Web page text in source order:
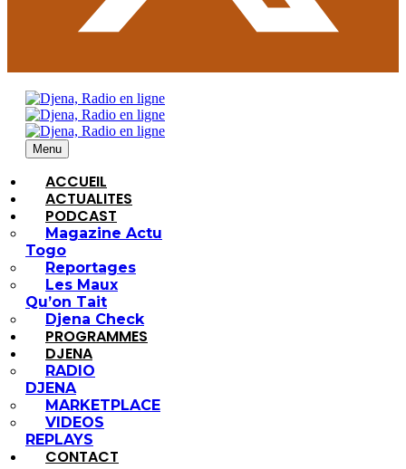
Menu
ACCUEIL
ACTUALITES
PODCAST
Magazine Actu
Togo
Reportages
Les Maux
Qu’on Tait
Djena Check
PROGRAMMES
DJENA
RADIO
DJENA
MARKETPLACE
VIDEOS
REPLAYS
CONTACT